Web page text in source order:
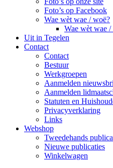
Foto’s op Facebook
Wae wèt wae / woë?
Wae wèt wae
Uit in Tegelen
Contact
Contact
Bestuur
Werkgroepen
Aanmelden
Aanmelden
Statuten en
Privacyverklaring
Links
Webshop
Tweedehands
Nieuwe publicaties
Winkelwagen